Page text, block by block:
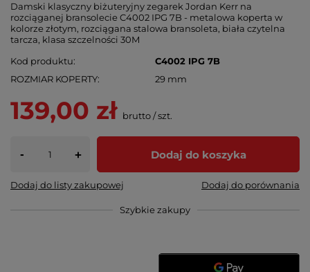
Damski klasyczny biżuteryjny zegarek Jordan Kerr na
rozciąganej bransolecie C4002 IPG 7B - metalowa koperta w
kolorze złotym, rozciągana stalowa bransoleta, biała czytelna
tarcza, klasa szczelności 30M
Kod produktu
C4002 IPG 7B
ROZMIAR KOPERTY
29 mm
139,00 zł brutto/szt.
- + Dodaj do koszyka
Dodaj do listy zakupowej Dodaj do porównania
Szybkie zakupy